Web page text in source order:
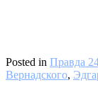
Posted in Правда
Вернадского,